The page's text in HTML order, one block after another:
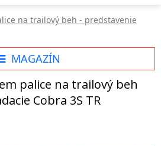
na trailový beh - predstavenie
MAGAZÍN
palice na trailový beh
Cobra 3S TR